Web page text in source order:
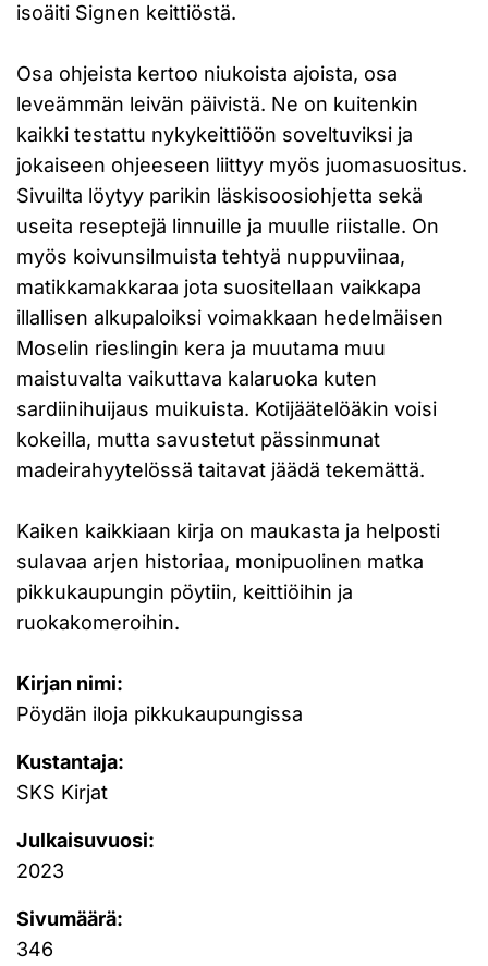
isoäiti Signen keittiöstä.
Osa ohjeista kertoo niukoista ajoista, osa
leveämmän leivän päivistä. Ne on kuitenkin
kaikki testattu nykykeittiöön soveltuviksi ja
jokaiseen ohjeeseen liittyy myös juomasuositus.
Sivuilta löytyy parikin läskisoosiohjetta sekä
useita reseptejä linnuille ja muulle riistalle. On
myös koivunsilmuista tehtyä nuppuviinaa,
matikkamakkaraa jota suositellaan vaikkapa
illallisen alkupaloiksi voimakkaan hedelmäisen
Moselin rieslingin kera ja muutama muu
maistuvalta vaikuttava kalaruoka kuten
sardiinihuijaus muikuista. Kotijäätelöäkin voisi
kokeilla, mutta savustetut pässinmunat
madeirahyytelössä taitavat jäädä tekemättä.
Kaiken kaikkiaan kirja on maukasta ja helposti
sulavaa arjen historiaa, monipuolinen matka
pikkukaupungin pöytiin, keittiöihin ja
ruokakomeroihin.
Kirjan nimi:
Pöydän iloja pikkukaupungissa
Kustantaja:
SKS Kirjat
Julkaisuvuosi:
2023
Sivumäärä:
346